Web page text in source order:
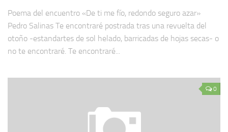
Poema del encuentro «De ti me fío, redondo seguro azar»
Pedro Salinas Te encontraré postrada tras una revuelta del
otoño -estandartes de sol helado, barricadas de hojas secas- o
no te encontraré. Te encontraré...
0